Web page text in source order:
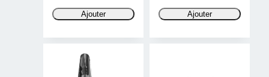
plusieurs
variations.
Les
Ajouter
plusieurs
Les
Ajouter